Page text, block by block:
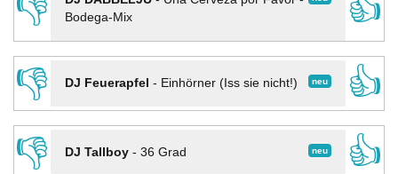
👎
Bodega-Mix
👍
👎
neu
DJ Feuerapfel - Einhörner (Iss sie nicht!)
👍
👎
neu
DJ Tallboy- 36 Grad
👍